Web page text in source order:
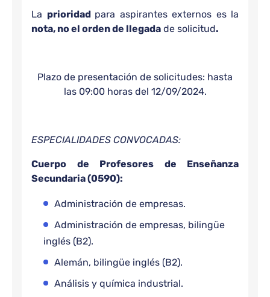
La prioridad para aspirantes externos es la
nota, no el orden de llegada de solicitud.
Plazo de presentación de solicitudes: hasta
las 09:00 horas del 12/09/2024.
ESPECIALIDADES CONVOCADAS:
Cuerpo de Profesores de Enseñanza
Secundaria (0590):
Administración de empresas.
Administración de empresas, bilingüe
inglés (B2).
Alemán, bilingüe inglés (B2).
Análisis y química industrial.